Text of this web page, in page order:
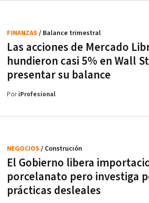
Las acciones de Mercado
hundieron casi 5% en Wall
presentar su balance
FINANZAS / Balance trimestral
PoriProfesional
El Gobierno libera
porcelanato pero investiga
prácticas desleales
NEGOCIOS / Construción